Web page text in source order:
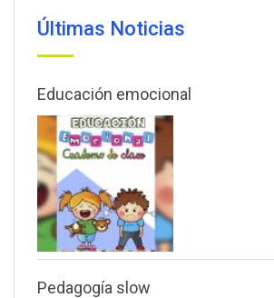
Últimas Noticias
Educación emocional
Pedagogía slow